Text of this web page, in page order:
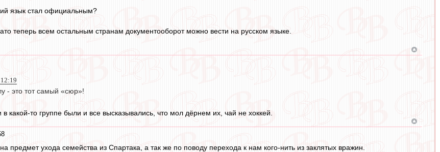
язык стал официальным?
теперь всем остальным странам документооборот можно вести на русском языке.
- это тот самый «сюр»!
то группе были и все высказывались, что мол дёрнем их, чай не хоккей.
предмет ухода семейства из Спартака, а так же по поводу перехода к нам кого-нить из заклятых вражин.